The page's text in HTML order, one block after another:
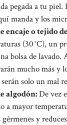
pegada a tu piel.
manda y los
encaje o tejido
(30 °C), un
bolsa de lavado.
mucho más y
solo un mal
algodón:De vez
a mayor
y